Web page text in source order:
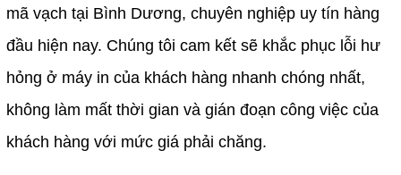
mã vạch tại Bình Dương, chuyên nghiệp uy tín hàng
đầu hiện nay. Chúng tôi cam kết sẽ khắc phục lỗi hư
hỏng ở máy in của khách hàng nhanh chóng nhất,
không làm mất thời gian và gián đoạn công việc của
khách hàng với mức giá phải chăng.